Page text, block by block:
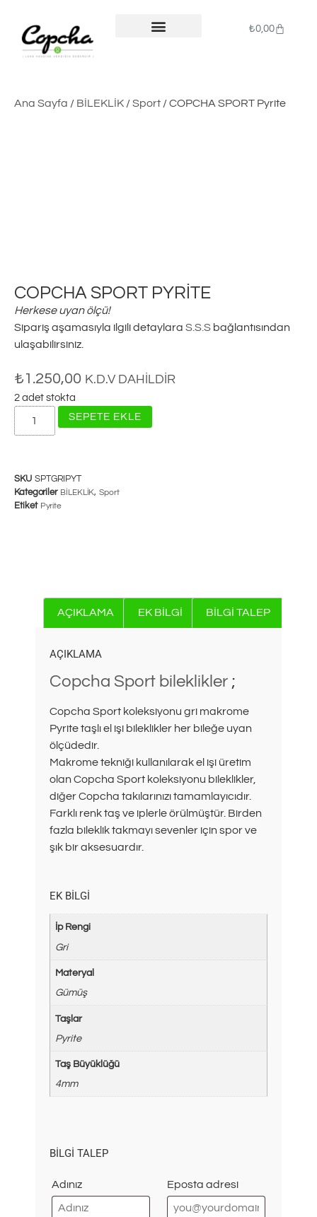
₺0,00
Ana Sayfa / BİLEKLİK /Sport / COPCHA SPORT Pyrite
COPCHA SPORT PYRITE
Herkese uyan ölçü!
Sipariş aşamasıyla ilgili detaylara S.S.S bağlantısından
ulaşabilirsiniz.
₺1.250,00 K.D.V DAHILDIR
2 adet stokta
SEPETE EKLE
SKU SPTGRIPYT
Kategoriler BİLEKLİK,Sport
Etiket Pyrite
AÇIKLAMA EK BILGI BILGI TALEP
AÇIKLAMA
Copcha Sport bileklikler ;
Copcha Sport koleksiyonu gri makrome
Pyrite taşlı el işi bileklikler her bileğe uyan
ölçüdedir.
Makrome tekniği kullanılarak el işi üretim
olan Copcha Sport koleksiyonu bileklikler,
diğer Copcha takılarınızı tamamlayıcıdır.
Farklı renk taş ve iplerle örülmüştür. Birden
fazla bileklik takmayı sevenler için spor ve
şık bir aksesuardır.
EK BILGI
İp Rengi
Gri
Materyal
Gümüş
Taşlar
Pyrite
Taş Büyüklüğü
4mm
BILGI TALEP
Adınız Eposta adresi